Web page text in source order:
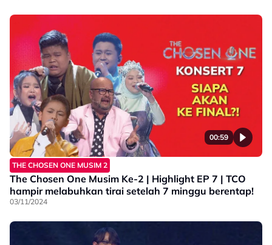
00:59
THE CHOSEN ONE MUSIM 2
The Chosen One Musim Ke-2 | Highlight EP 7 | TCO
hampir melabuhkan tirai setelah 7 minggu berentap!
03/11/2024